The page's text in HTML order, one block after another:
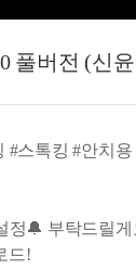
풀버전 (신
#스톡킹 #안치
정🔔 부탁드릴
드!